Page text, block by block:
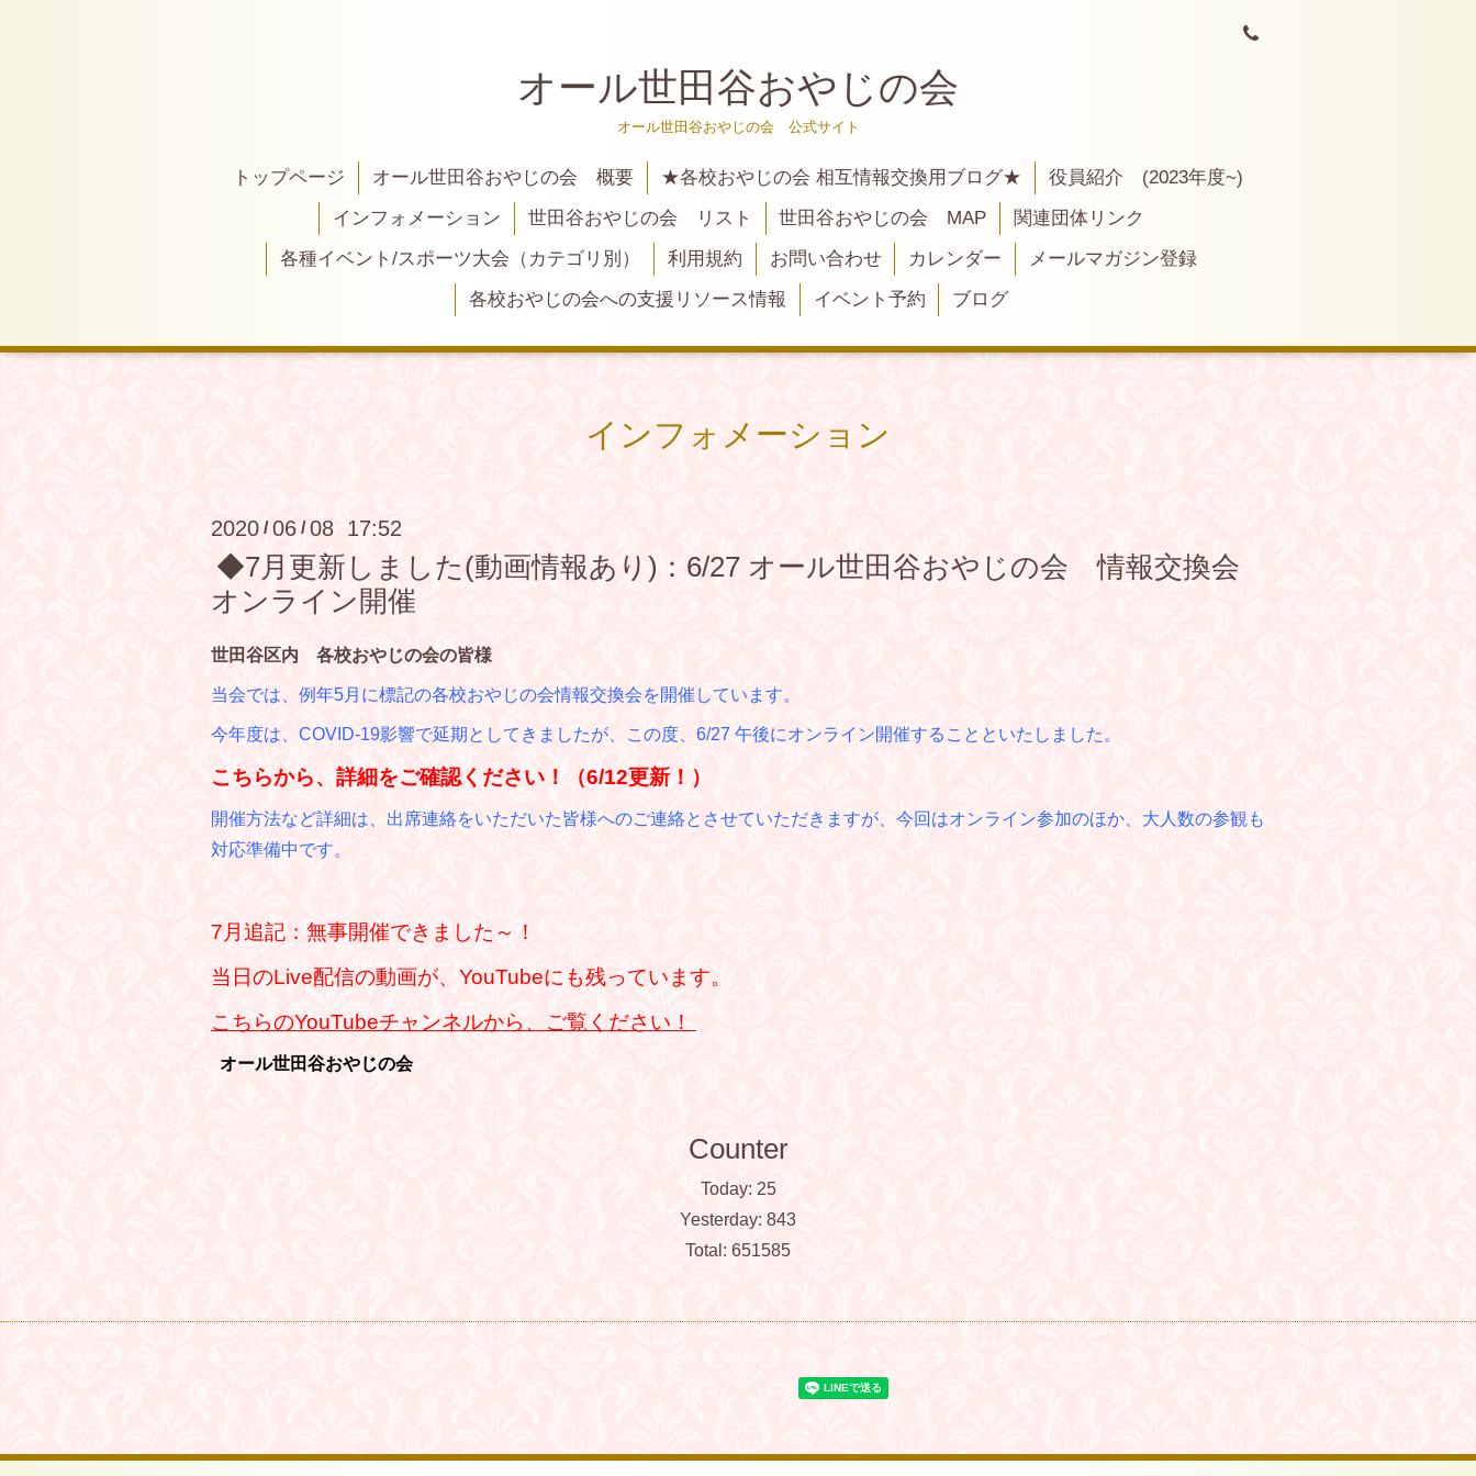
オール世田谷おやじの会
オール世田谷おやじの会 公式サイト
トップページ オール世田谷おやじの会 概要 ★各校おやじの会 相互情報交換用ブログ★
役員紹介 (2023年度~)
インフォメーション
世田谷おやじの会 リスト 世田谷おやじの会 MAP
関連団体リンク
各種イベント/スポーツ大会（カテゴリ別）
利用規約 お問い合わせ カレンダー
メールマガジン登録
各校おやじの会への支援リソース情報
イベント予約 ブログ
インフォメーション
2020 /06 /08 17:52
◆7月更新しました(動画情報あり)：6/27 オール世田谷おやじの会 情報交換会
オンライン開催
世田谷区内 各校おやじの会の皆様
当会では、例年5月に標記の各校おやじの会情報交換会を開催しています。
今年度は、COVID-19影響で延期としてきましたが、この度、6/27 午後にオンライン開催することといたしました。
こちらから、詳細をご確認ください！（6/12更新！）
開催方法など詳細は、出席連絡をいただいた皆様へのご連絡とさせていただきますが、今回はオンライン参加のほか、大人数の参観も
対応準備中です。
7月追記：無事開催できました～！
当日のLive配信の動画が、YouTubeにも残っています。
こちらのYouTubeチャンネルから、ご覧ください！
オール世田谷おやじの会
Counter
Today: 25
Yesterday: 843
Total: 651585